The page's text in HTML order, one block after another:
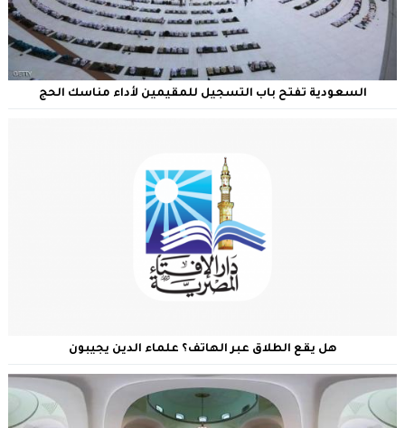
السعودية تفتح باب التسجيل للمقيمين لأداء مناسك الحج
هل يقع الطلاق عبر الهاتف؟ علماء الدين يجيبون